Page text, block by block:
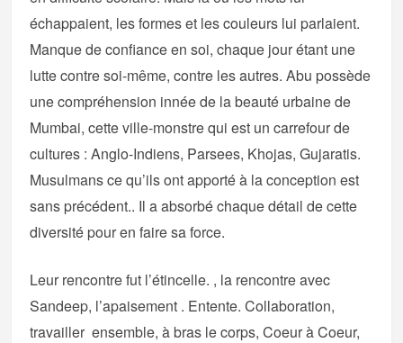
échappaient, les formes et les couleurs lui parlaient.
Manque de confiance en soi, chaque jour étant une
lutte contre soi-même, contre les autres. Abu possède
une compréhension innée de la beauté urbaine de
Mumbai, cette ville-monstre qui est un carrefour de
cultures : Anglo-Indiens, Parsees, Khojas, Gujaratis.
Musulmans ce qu’ils ont apporté à la conception est
sans précédent.. Il a absorbé chaque détail de cette
diversité pour en faire sa force.
Leur rencontre fut l’étincelle. , la rencontre avec
Sandeep, l’apaisement . Entente. Collaboration,
travailler ensemble, à bras le corps, Coeur à Coeur,